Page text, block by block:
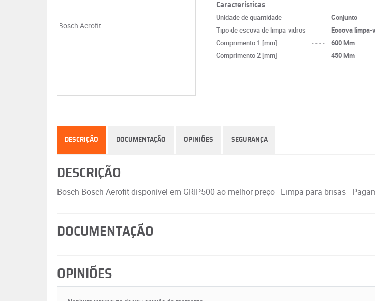
Características
Unidade de quantidade ----
Conjunto
Tipo de escova de limpa-vidros
----
Escova limpa-
Comprimento 1 [mm]
----
600 Mm
Comprimento 2 [mm]
---- 450 Mm
DESCRIÇÃO DOCUMENTAÇÃO OPINIÕES SEGURANÇA
DESCRIÇÃO
Bosch Bosch Aerofit disponível em GRIP500 ao melhor preço · Limpa para brisas ·
DOCUMENTAÇÃO
OPINIÕES